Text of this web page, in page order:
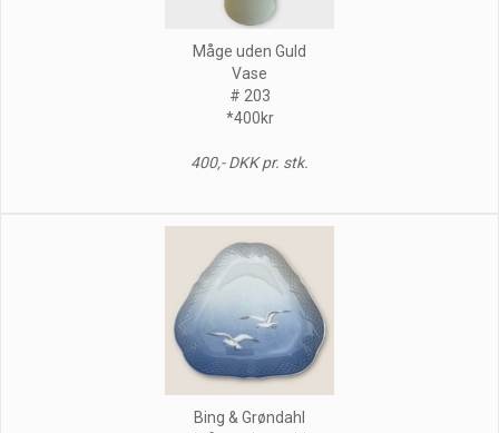
Måge uden Guld
Vase
# 203
*400kr
400,- DKK pr. stk.
Bing & Grøndahl